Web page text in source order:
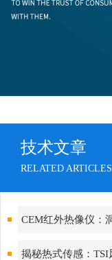
技术文章
RELATED ARTICLES